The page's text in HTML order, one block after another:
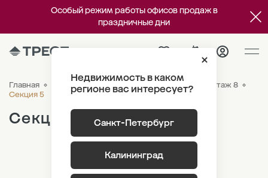
Особый режим работы офисов продаж в
праздничные дни
Недвижимость в каком
регионе вас интересует?
Санкт-Петербург
Калининград
Главная ЖК «Новый Питер»
Лот 1.2 Этаж 8
Секция 5
Секция 5